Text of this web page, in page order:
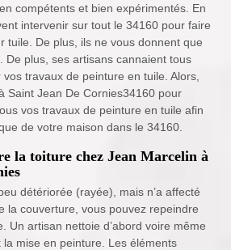
compétents et bien expérimentés. En
intervenir sur tout le 34160 pour faire
tuile. De plus, ils ne vous donnent que
De plus, ses artisans cannaient tous
travaux de peinture en tuile. Alors,
Saint Jean De Cornies34160 pour
vos travaux de peinture en tuile afin
de votre maison dans le 34160.
la toiture chez Jean Marcelin à
détériorée (rayée), mais n’a affecté
la couverture, vous pouvez repeindre
Un artisan nettoie d’abord voire même
mise en peinture. Les éléments